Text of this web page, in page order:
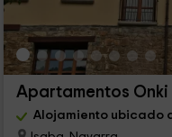
Apartamentos Onki
Alojamiento ubicado